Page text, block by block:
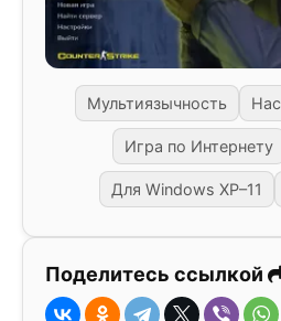
Мультиязычность
Игра по Интернету
Для Windows XP–11
Поделитесь ссылкой